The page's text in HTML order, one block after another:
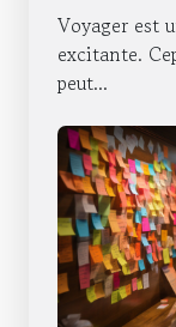
Voyager est
excitante.
peut...